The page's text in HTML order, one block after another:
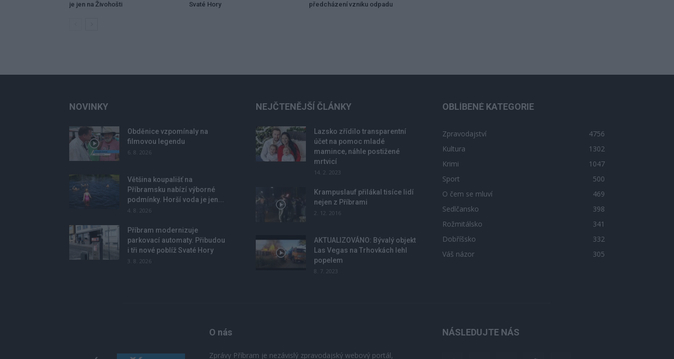
je jen na Živohošti
Svaté Hory
předcházení vzniku odpadu
NOVINKY
Obděnice vzpomínaly na
filmovou legendu
6. 8. 2026
Většina koupališť na
Příbramsku nabízí výborné
podmínky. Horší voda je jen...
4. 8. 2026
Příbram modernizuje
parkovací automaty. Přibudou
i tři nové poblíž Svaté Hory
3. 8. 2026
NEJČTENĚJŠÍ ČLÁNKY
Lazsko zřídilo transparentní
účet na pomoc mladé
mamince, náhle postižené
mrtvicí
14. 2. 2023
Krampuslauf přilákal tisíce lidí
nejen z Příbrami
2. 12. 2016
AKTUALIZOVÁNO: Bývalý objekt
Las Vegas na Trhovkách lehl
popelem
8. 7. 2023
OBLÍBENÉ KATEGORIE
Zpravodajství
4756
Kultura
1302
Krimi
1047
Sport
500
O čem se mluví
469
Sedlčansko
398
Rožmitálsko
341
Dobříšsko
332
Váš názor
305
O nás
Zprávy Příbram je nezávislý zpravodajský webový portál,
NÁSLEDUJTE NÁS